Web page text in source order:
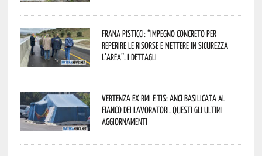
Frana Pisticci: “Impegno concreto per
reperire le risorse e mettere in sicurezza
l’area”. I dettagli
Vertenza ex RMI e TIS: ANCI Basilicata al
fianco dei lavoratori. Questi gli ultimi
aggiornamenti